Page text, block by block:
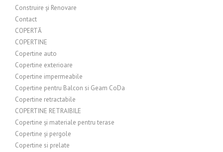
Construire și Renovare
Contact
COPERTĂ
COPERTINE
Copertine auto
Copertine exterioare
Copertine impermeabile
Copertine pentru Balcon si Geam CoDa
Copertine retractabile
COPERTINE RETRAIBILE
Copertine și materiale pentru terase
Copertine și pergole
Copertine si prelate